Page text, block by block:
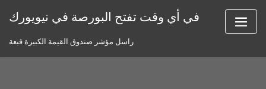
في أي وقت تفتح البورصة في نيويورك
راسل مؤشر صندوق القيمة الكبيرة قبعة